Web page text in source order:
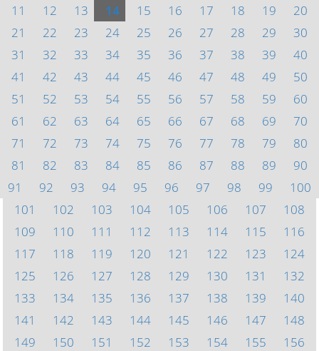
11
12 13 14 15 16 17 18 19
20
21
22 23 24 25 26 27 28 29
30
31
32 33 34 35 36 37 38 39
40
41
42 43 44 45 46 47 48 49
50
51
52 53 54 55 56 57 58 59
60
61
62 63 64 65 66 67 68 69
70
71
72 73 74 75 76 77 78 79
80
81
82 83 84 85 86 87 88 89
90
91
92 93 94 95 96 97 98 99
100
101
102 103 104 105 106 107
108
109
110 111 112 113 114 115
116
117
118 119 120 121 122 123
124
125
126 127 128 129 130 131
132
133
134 135 136 137 138 139
140
141
142 143 144 145 146 147
148
149
150 151 152 153 154 155
156